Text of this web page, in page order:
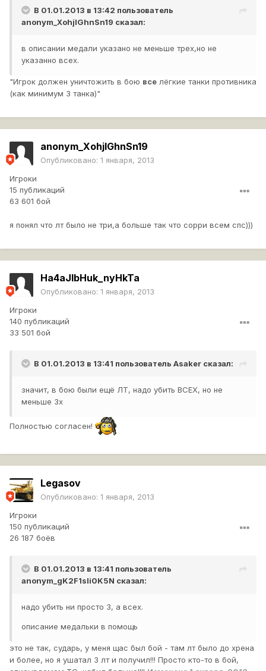
В 01.01.2013 в 13:42 пользователь
anonym_XohjlGhnSn19 сказал:
в описании медали указано не меньше трех,но не
указанно всех.
"Игрок должен уничтожить в бою все лёгкие танки противника
(как минимум 3 танка)"
anonym_XohjlGhnSn19
Опубликовано: 1 января, 2013
Игроки
15 публикаций
63 601 бой
я понял что лт было не три,а больше так что сорри всем спс)))
Ha4aJlbHuk_nyHkTa
Опубликовано: 1 января, 2013
Игроки
140 публикаций
33 501 бой
В 01.01.2013 в 13:41 пользователь Asaker сказал:
значит, в бою были ещё ЛТ, надо убить ВСЕХ, но не
меньше 3х
Полностью согласен!
Legasov
Опубликовано: 1 января, 2013
Игроки
150 публикаций
26 187 боёв
В 01.01.2013 в 13:41 пользователь
anonym_gK2F1sli0K5N сказал:
надо убить ни просто 3, а всех.
описание медальки в помощь
это не так, сударь, у меня щас был бой - там лт было до хрена
и более, но я ушатал 3 лт и получил!!! Просто кто-то в бой,